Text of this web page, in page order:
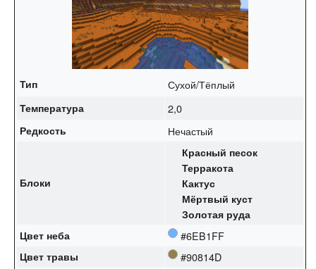
Тип Сухой/Тёплый
Температура 2,0
Редкость Нечастый
Блоки
Красный песок
Терракота
Кактус
Мёртвый куст
Золотая руда
Цвет неба
#6EB1FF
Цвет травы #90814D